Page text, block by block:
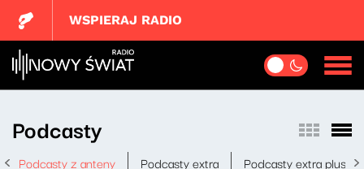
WSPIERAJ RADIO
Podcasty
Podcasty z anteny Podcasty extra Podcasty extra plus